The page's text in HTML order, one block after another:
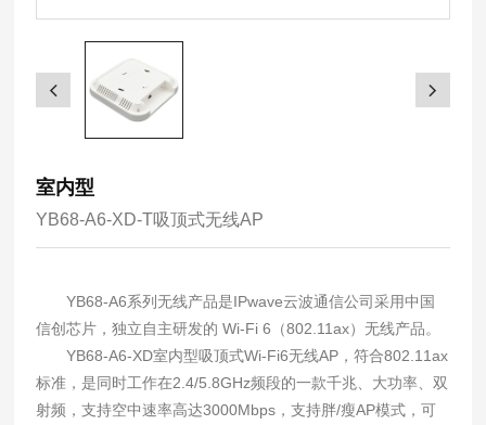
室内型
YB68-A6-XD-T吸顶式无线AP
YB68-A6系列无线产品是IPwave云波通信公司采用中国
信创芯片，独立自主研发的 Wi-Fi 6（802.11ax）无线产品。
YB68-A6-XD室内型吸顶式Wi-Fi6无线AP，符合802.11ax
标准，是同时工作在2.4/5.8GHz频段的一款千兆、大功率、双
射频，支持空中速率高达3000Mbps，支持胖/瘦AP模式，可